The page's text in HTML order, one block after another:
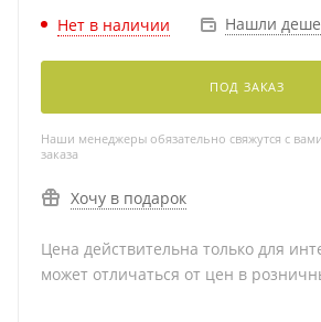
Нет в наличии Нашли
ПОД ЗАКАЗ
Наши менеджеры обязательно свяжутся с
заказа
Хочу в подарок
Цена действительна только для
может отличаться от цен в